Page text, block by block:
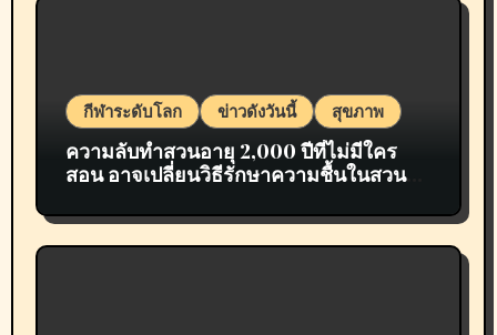
กีฬาระดับโลก ข่าวดังวันนี้ สุขภาพ
ความลับทำสวนอายุ 2,000 ปีที่ไม่มีใคร
สอน อาจเปลี่ยนวิธีรักษาความชื้นในสวน